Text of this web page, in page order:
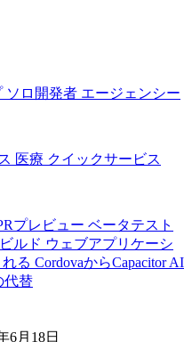
ソロ開発者 エージェンシー
医療 クイックサービス
プレビュー ベータテスト
ルド ウェブアプリケーシ
る CordovaからCapacitorAI
代替
6月18日